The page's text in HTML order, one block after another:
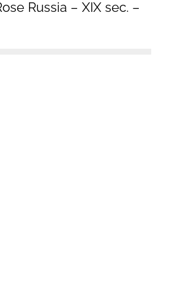
Russia – XIX sec. –